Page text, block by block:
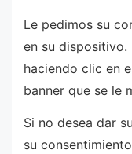
Le pedimos su
en su dispositivo.
haciendo clic en
banner que se le
Si no desea dar
su